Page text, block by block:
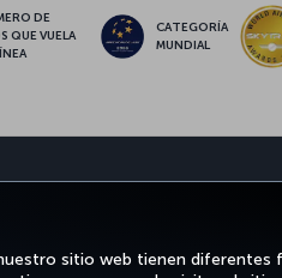
sitio web tienen diferentes
DE
QUE VUELA
CATEGORÍA
MUNDIAL
OFERTAS Y DESTINOS